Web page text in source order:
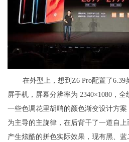
在外型上，想到Z6 Pro配置了
屏手机，屏幕分辨率为 2340×1080，
一些色调花里胡哨的颜色渐变设计方
为主导的主旋律，在后背干了一道自上
产生炫酷的拼色实际效果，现有黑、蓝